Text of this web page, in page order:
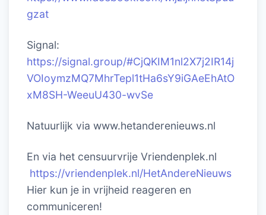
gzat
Signal:
https://signal.group/#CjQKIM1nl2X7j2IR14j
VOIoymzMQ7MhrTepl1tHa6sY9iGAeEhAtO
xM8SH-WeeuU430-wvSe
Natuurlijk via www.hetanderenieuws.nl
En via het censuurvrije Vriendenplek.nl
https://vriendenplek.nl/HetAndereNieuws
Hier kun je in vrijheid reageren en
communiceren!